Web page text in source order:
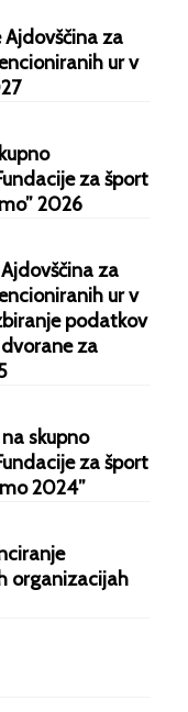
za
ur v
za šport
2026
za
ur v
podatkov
za
skupno
za šport
2024”
organizacijah